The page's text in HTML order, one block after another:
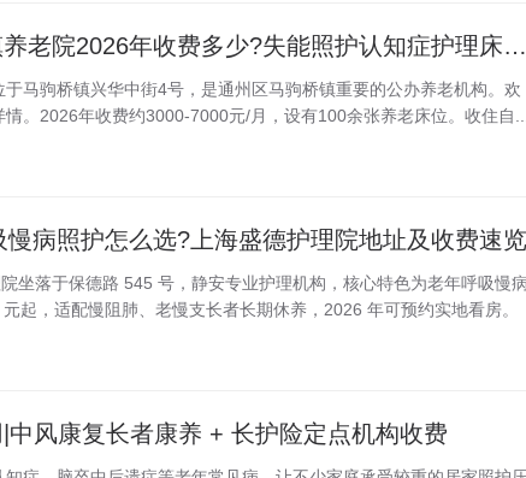
北京通州区马驹桥镇养老院2026年收费多少?失能照护认知症护理床位地址
马驹桥镇兴华中街4号，是通州区马驹桥镇重要的公办养老机构。欢
。2026年收费约3000-7000元/月，设有100余张养老床位。收住自...
慢病照护怎么选?上海盛德护理院地址及收费速览
坐落于保德路 545 号，静安专业护理机构，核心特色为老年呼吸慢病
起，适配慢阻肺、老慢支长者长期休养，2026 年可预约实地看房。
中风康复长者康养 + 长护险定点机构收费